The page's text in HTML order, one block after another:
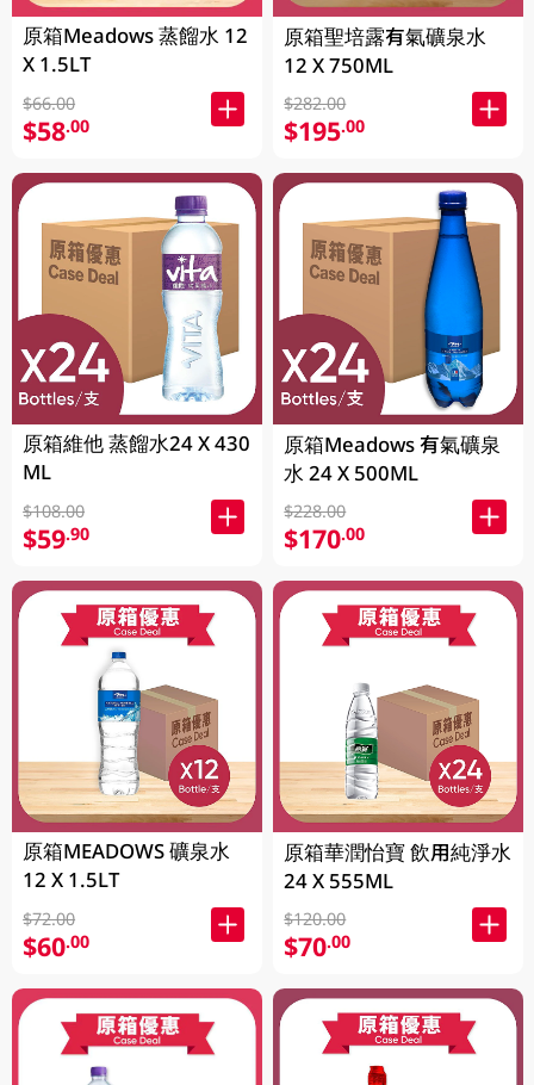
原箱Meadows 蒸餾水 12
X 1.5LT
$66.00
$58.00
原箱維他 蒸餾水24 X 430
ML
$108.00
$59.90
原箱MEADOWS 礦泉水
12 X 1.5LT
$72.00
$60.00
原箱聖培露有氣礦泉水
12 X 750ML
$282.00
$195.00
原箱Meadows 有氣礦泉
水 24 X 500ML
$228.00
$170.00
原箱華潤怡寶 飲用純淨水
24 X 555ML
$120.00
$70.00